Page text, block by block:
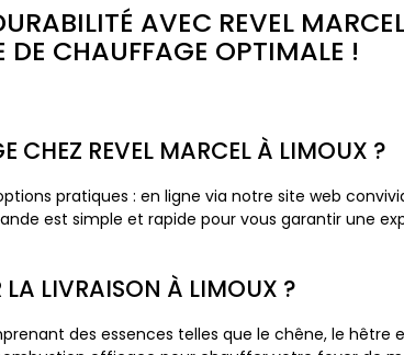
AVEC REVEL
CHAUFFAGE OPTIMALE !
CHEZ REVEL MARCEL À LIMOUX ?
pratiques : en ligne via notre site web
est simple et rapide pour vous garantir une
LA LIVRAISON À LIMOUX ?
des essences telles que le chêne, le hêtre